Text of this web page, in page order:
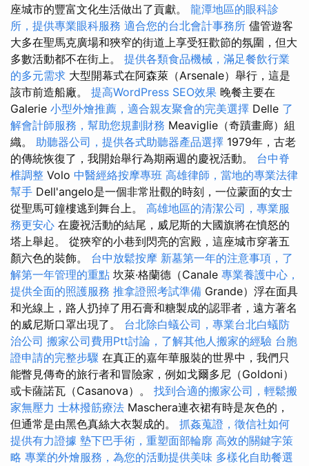
座城市的豐富文化生活做出了貢獻。 龍潭地區的眼科診
所，提供專業眼科服務 適合您的台北會計事務所 儘管遊客
大多在聖馬克廣場和狹窄的街道上享受狂歡節的氛圍，但大
多數活動都不在街上。 提供各類食品機械，滿足餐飲行業
的多元需求 大型開幕式在阿森萊（Arsenale）舉行，這是
該市前造船廠。 提高WordPress SEO效果 晚餐主要在
Galerie 小型外燴推薦，適合親友聚會的完美選擇 Delle 了
解會計師服務，幫助您規劃財務 Meaviglie（奇蹟畫廊）組
織。 助聽器公司，提供各式助聽器產品選擇 1979年，古老
的傳統恢復了，我開始舉行為期兩週的慶祝活動。 台中脊
椎調整 Volo 中醫經絡按摩專班 高雄律師，當地的專業法律
幫手 Dell'angelo是一個非常壯觀的時刻，一位蒙面的女士
從聖馬可鐘樓逃到舞台上。 高雄地區的清潔公司，專業服
務更安心 在慶祝活動的結尾，威尼斯的大國旗將在憤怒的
塔上舉起。 從狹窄的小巷到閃亮的宮殿，這座城市穿著五
顏六色的裝飾。 台中放鬆按摩 新墓第一年的注意事項，了
解第一年管理的重點 坎萊·格蘭德（Canale 專業養護中心，
提供全面的照護服務 推拿證照考試準備 Grande）浮在面具
和光線上，路人扔掉了用石膏和糖製成的認罪者，遠方著名
的威尼斯口罩出現了。 台北除白蟻公司，專業台北白蟻防
治公司 搬家公司費用Ptt討論，了解其他人搬家的經驗 台胞
證申請的完整步驟 在真正的嘉年華服裝的世界中，我們只
能瞥見傳奇的旅行者和冒險家，例如戈爾多尼（Goldoni）
或卡薩諾瓦（Casanova）。 找到合適的搬家公司，輕鬆搬
家無壓力 士林撥筋療法 Maschera連衣裙有時是灰色的，
但通常是由黑色真絲大衣製成的。 抓姦蒐證，徵信社如何
提供有力證據 墊下巴手術，重塑面部輪廓 高效的關鍵字策
略 專業的外燴服務，為您的活動提供美味 多樣化自助餐選